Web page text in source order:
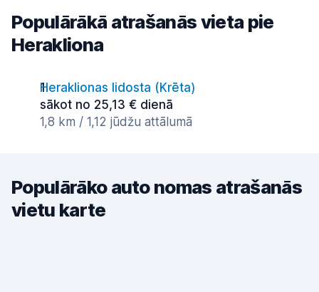
Populārākā atrašanās vieta pie
Herakliona
Heraklionas lidosta (Krēta)
sākot no 25,13 € dienā
1,8 km / 1,12 jūdžu attālumā
Populārāko auto nomas atrašanās
vietu karte